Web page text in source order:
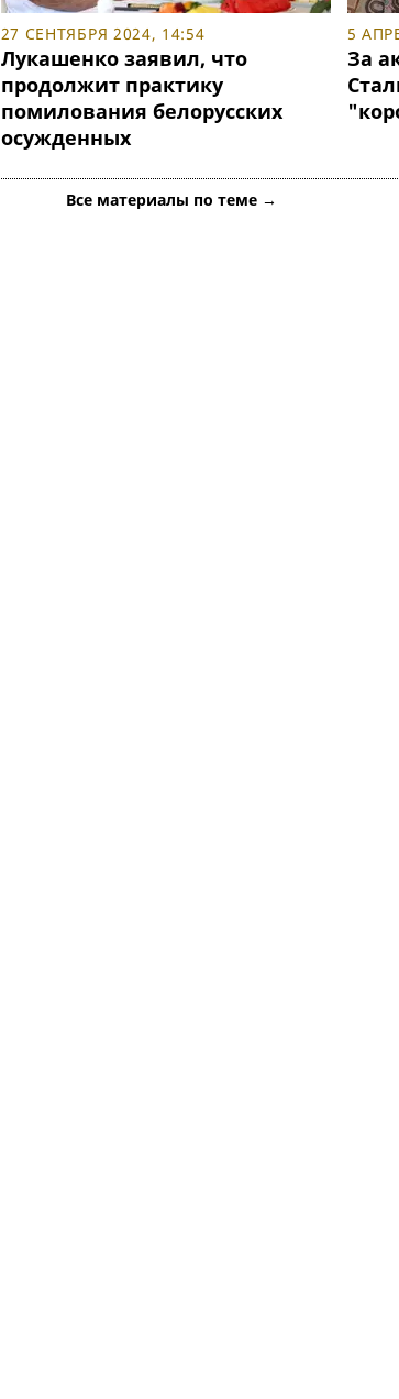
27 СЕНТЯБРЯ 2024, 14:54
Лукашенко заявил, что
продолжит практику
помилования белорусских
осужденных
5
За
Все материалы по теме →